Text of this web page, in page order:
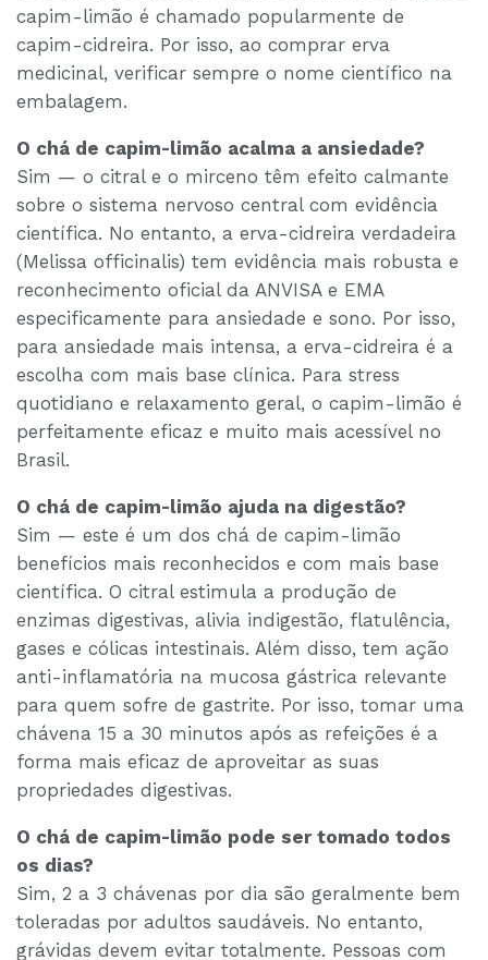
capim-limão é chamado popularmente de
capim-cidreira. Por isso, ao comprar erva
medicinal, verificar sempre o nome científico na
embalagem.
O chá de capim-limão acalma a ansiedade?
Sim — o citral e o mirceno têm efeito calmante
sobre o sistema nervoso central com evidência
científica. No entanto, a erva-cidreira verdadeira
(Melissa officinalis) tem evidência mais robusta e
reconhecimento oficial da ANVISA e EMA
especificamente para ansiedade e sono. Por isso,
para ansiedade mais intensa, a erva-cidreira é a
escolha com mais base clínica. Para stress
quotidiano e relaxamento geral, o capim-limão é
perfeitamente eficaz e muito mais acessível no
Brasil.
O chá de capim-limão ajuda na digestão?
Sim — este é um dos chá de capim-limão
benefícios mais reconhecidos e com mais base
científica. O citral estimula a produção de
enzimas digestivas, alivia indigestão, flatulência,
gases e cólicas intestinais. Além disso, tem ação
anti-inflamatória na mucosa gástrica relevante
para quem sofre de gastrite. Por isso, tomar uma
chávena 15 a 30 minutos após as refeições é a
forma mais eficaz de aproveitar as suas
propriedades digestivas.
O chá de capim-limão pode ser tomado todos
os dias?
Sim, 2 a 3 chávenas por dia são geralmente bem
toleradas por adultos saudáveis. No entanto,
grávidas devem evitar totalmente. Pessoas com